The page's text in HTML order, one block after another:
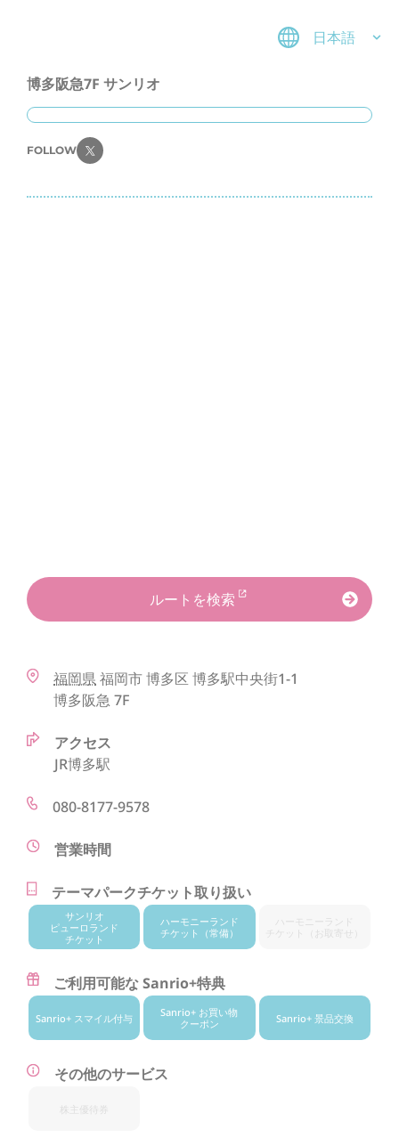
日本語
博多阪急7F サンリオ
FOLLOW
ルートを検索
福岡県福岡市博多区 博多駅中央街1-1
博多阪急 7F
アクセス
JR博多駅
080-8177-9578
営業時間
テーマパークチケット取り扱い
サンリオ
ピューロランド
チケット
ハーモニーランド
チケット
（常備）
ランド
（お取寄せ）
ご利用可能な Sanrio+特典
Sanrio+ スマイル付与
Sanrio+ お買い物
クーポン
Sanrio+ 景品交換
その他のサービス
株主優待券